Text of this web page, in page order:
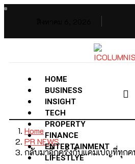
HOME
BUSINESS
INSIGHT
TECH
PROPERTY
FINANCE
ENTERTAINMENT
LIFESTLYE
Home
PR NEWS
กลับมาอีกครั้งกับแคมเปญที่ทุกค